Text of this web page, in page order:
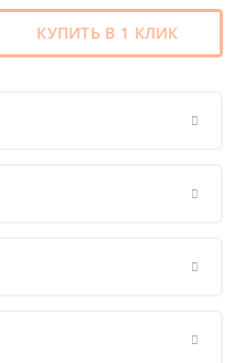
КУПИТЬ В 1 КЛИК